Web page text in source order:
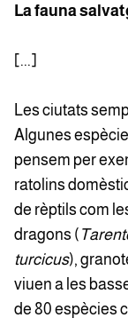
La fauna
[...]
Les ciutats
Algunes
pensem per
ratolins
de rèptils com
dragons (
turcicus),
viuen a les
de 80 espècies